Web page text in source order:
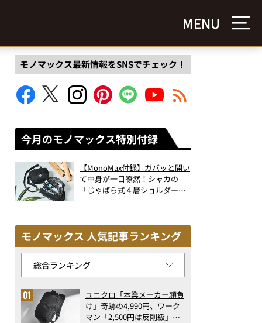
MENU
モノマックス最新情報をSNSでチェック！
今月のモノマックス特別付録
【MonoMax付録】ガバッと開い
て中身が一目瞭然！シャカの
「じゃばら式４層ショルダーバ
モノマックス 人気記事ランキング
ユニクロ「本業メーカー顔負
け」奇跡の4,990円、ワーク
マン「2,500円は反則級」凄